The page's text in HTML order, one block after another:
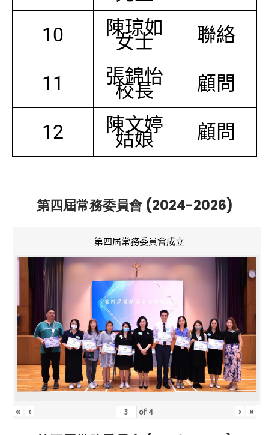
10 陳琼如
女士 聯絡
11 張錦怡
校長 顧問
12 陳文婷
姑娘 顧問
第四屆常務委員會 (2024-2026)
第四屆常務委員會成立
« ‹ of 4 › »